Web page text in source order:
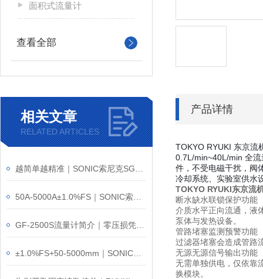
面积式流量计
查看全部
相关文章
RELATED ARTICLES
产品详情
TOKYO RYUKI 东京流
0.7L/min~40L/min 全
件，不受电磁干扰，阀
冷却系统、实验室供水
TOKYO RYUKI东京流
断水缺水联锁保护功能
介质水平正向流通，液
泵体与发热设备。
管路堵塞监测预警功能
过滤器堵塞会造成管路
无源无源信号输出功能
无需单独供电，仅依靠
换模块。